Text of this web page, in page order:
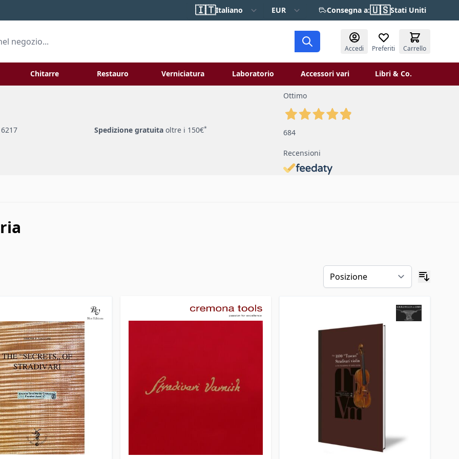
🇮🇹Italiano EUR Consegna a:🇺🇸Stati Uniti
Accedi Preferiti Carrello
for Liuteria
Chitarre Restauro
Toggle submenu for Restauro
Verniciatura
Toggle submenu for Verniciatura
Laboratorio
Toggle submenu for Laboratorio
Accessori vari Libri & Co.
Spedizione gratuitaoltre i 150€*
Ottimo
684
Recensioni